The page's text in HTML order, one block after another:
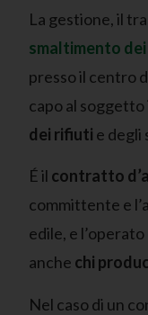
La gestione, il
smaltimento
presso il centro
capo al
dei rifiuti e degli
É il contratto
committente e
edile, e
anche chi
Nel caso di un